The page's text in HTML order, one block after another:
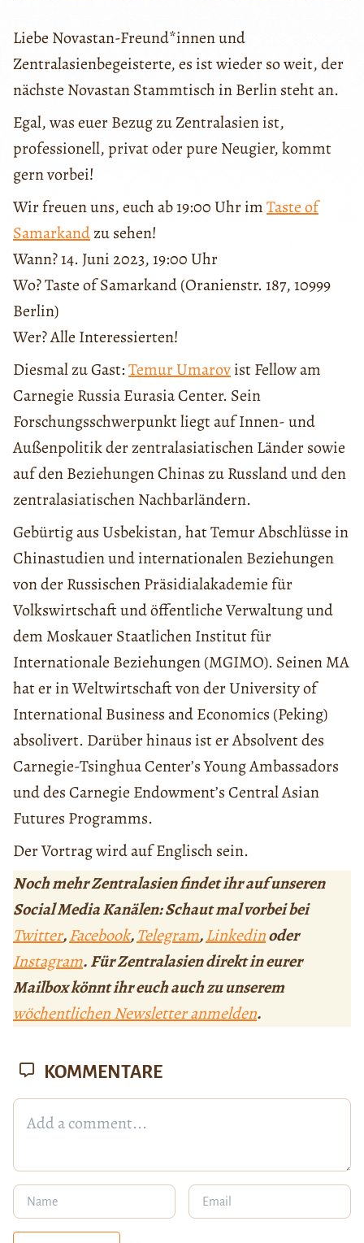
Liebe Novastan-Freund*innen und
Zentralasienbegeisterte, es ist wieder so weit, der
nächste Novastan Stammtisch in Berlin steht an.
Egal, was euer Bezug zu Zentralasien ist,
professionell, privat oder pure Neugier, kommt
gern vorbei!
Wir freuen uns, euch ab 19:00 Uhr imTaste of
Samarkandzu sehen!
Wann? 14. Juni 2023, 19:00 Uhr
Wo? Taste of Samarkand (Oranienstr. 187, 10999
Berlin)
Wer? Alle Interessierten!
Diesmal zu Gast:Temur Umarovist Fellow am
Carnegie Russia Eurasia Center. Sein
Forschungsschwerpunkt liegt auf Innen- und
Außenpolitik der zentralasiatischen Länder sowie
auf den Beziehungen Chinas zu Russland und den
zentralasiatischen Nachbarländern.
Gebürtig aus Usbekistan, hat Temur Abschlüsse in
Chinastudien und internationalen Beziehungen
von der Russischen Präsidialakademie für
Volkswirtschaft und öffentliche Verwaltung und
dem Moskauer Staatlichen Institut für
Internationale Beziehungen (MGIMO). Seinen MA
hat er in Weltwirtschaft von der University of
International Business and Economics (Peking)
absolivert. Darüber hinaus ist er Absolvent des
Carnegie-Tsinghua Center’s Young Ambassadors
und des Carnegie Endowment’s Central Asian
Futures Programms.
Der Vortrag wird auf Englisch sein.
Noch mehr Zentralasien findet ihr auf unseren
Social Media Kanälen: Schaut mal vorbei bei
Twitter,Facebook,Telegram,Linkedinoder
Instagram. Für Zentralasien direkt in eurer
Mailbox könnt ihr euch auch zu unserem
wöchentlichen Newsletter anmelden.
KOMMENTARE